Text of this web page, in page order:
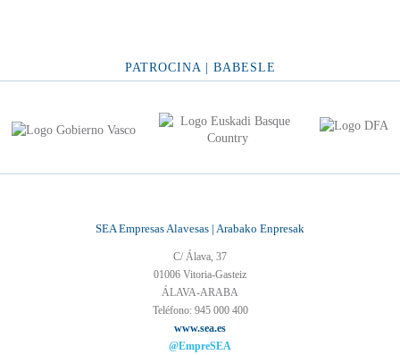
PATROCINA | BABESLE
SEA Empresas Alavesas | Arabako Enpresak
C/ Álava, 37
01006 Vitoria-Gasteiz
ÁLAVA-ARABA
Teléfono: 945 000 400
www.sea.es
@EmpreSEA